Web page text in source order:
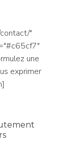
"
une
exprimer